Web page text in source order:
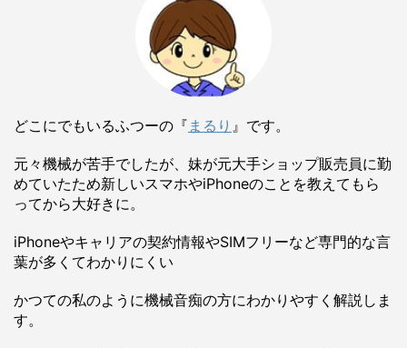
どこにでもいるふつーの『 まるり 』です。
元々機械が苦手でしたが、妹が元大手ショップ販売員に勤
めていたため新しいスマホやiPhoneのことを教えてもら
ってから大好きに。
iPhoneやキャリアの契約情報やSIMフリーなど専門的な言
葉が多くてわかりにくい
かつての私のように機械音痴の方にわかりやすく解説しま
す。